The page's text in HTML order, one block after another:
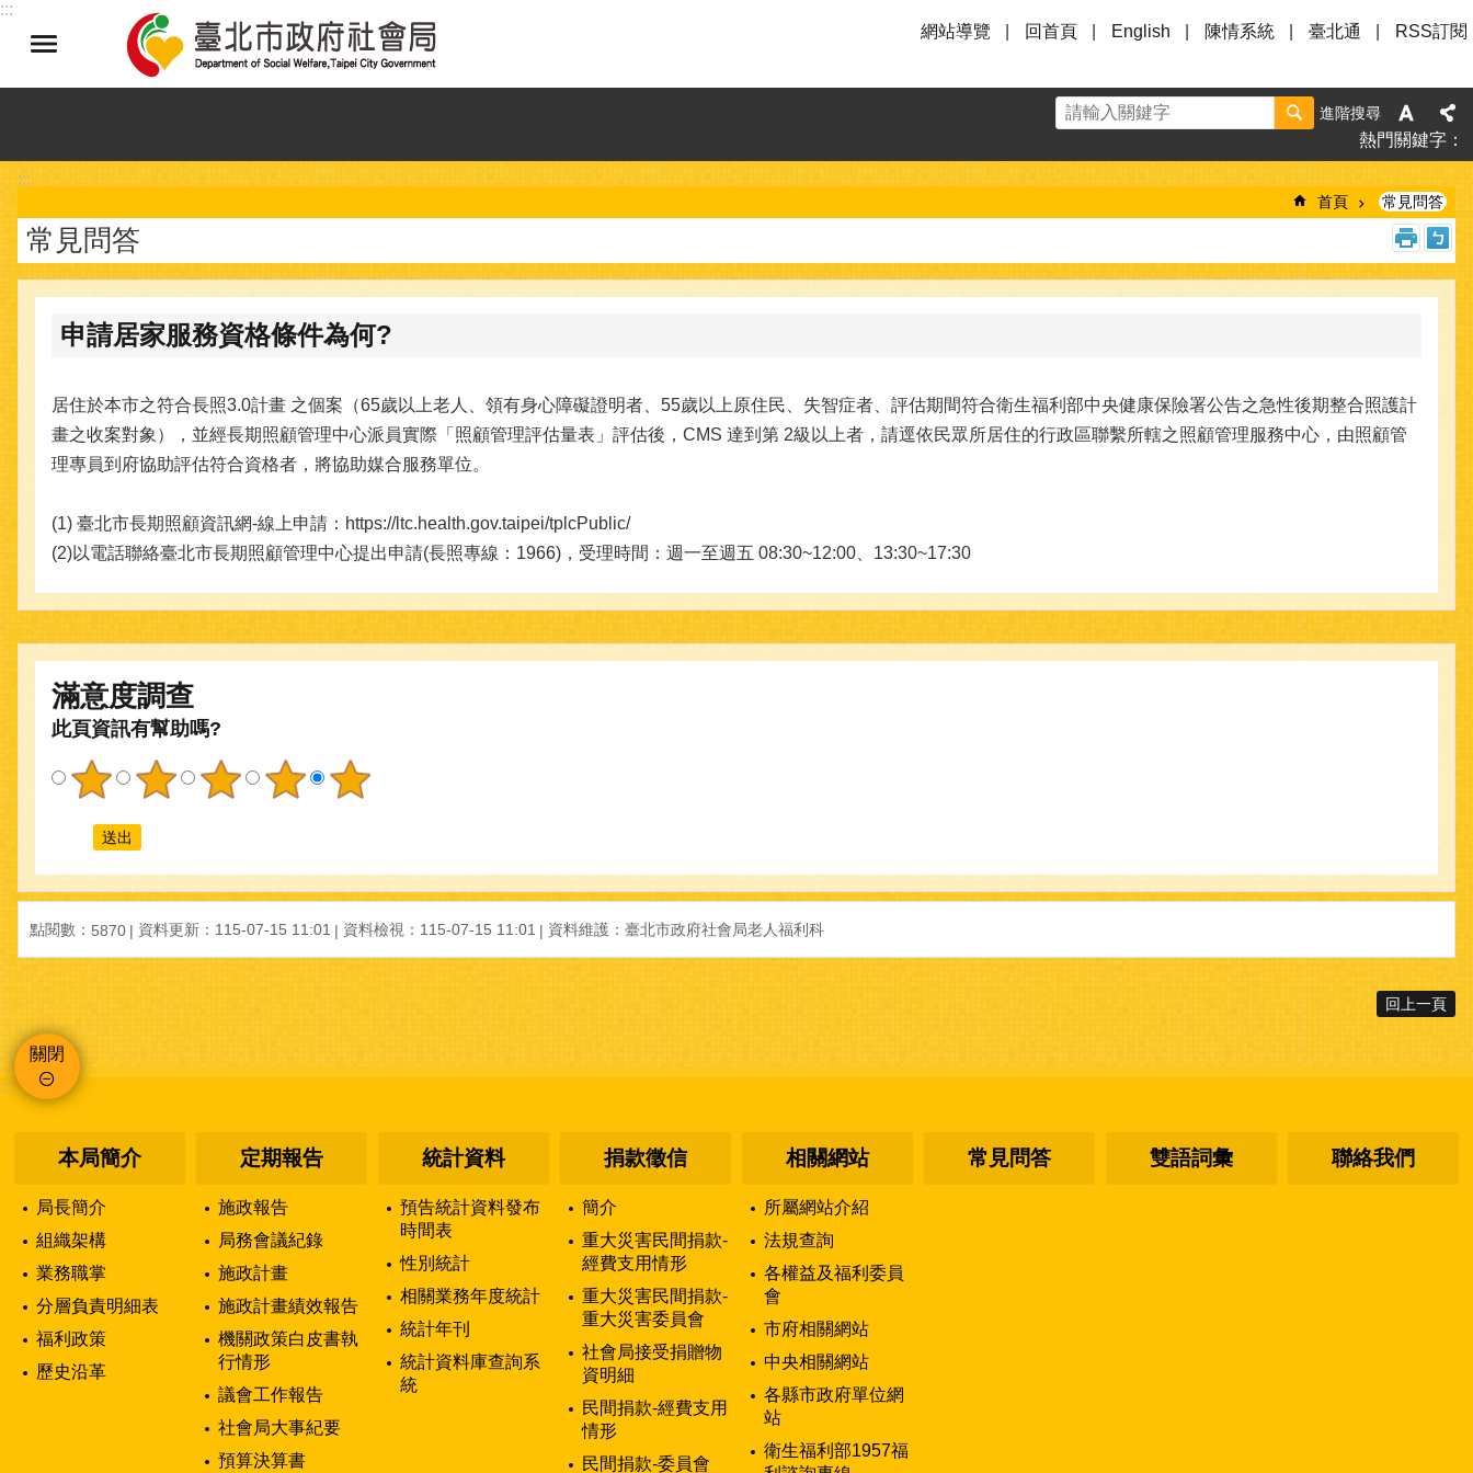
跳到主要內容區塊
:::
網站導覽
回首頁 English 陳情系統 臺北通 RSS訂閱
進階搜尋
熱門關鍵字
:::
首頁 常見問答
常見問答
申請居家服務資格條件為何?
居住於本市之符合長照3.0計畫 之個案（65歲以上老人、領有身心障礙證明者、55歲以上原住民、失智症者、評估期間符合衛生福利部中央健康保險署公告之急性後期整合照護計
畫之收案對象），並經長期照顧管理中心派員實際「照顧管理評估量表」評估後，CMS 達到第 2級以上者，請逕依民眾所居住的行政區聯繫所轄之照顧管理服務中心，由照顧管
理專員到府協助評估符合資格者，將協助媒合服務單位。
(1) 臺北市長期照顧資訊網-線上申請：https://ltc.health.gov.taipei/tplcPublic/
(2)以電話聯絡臺北市長期照顧管理中心提出申請(長照專線：1966)，受理時間：週一至週五 08:30~12:00、13:30~17:30
滿意度調查
此頁資訊有幫助嗎?
點閱數： 5870 資料更新：115-07-15 11:01 資料檢視：115-07-15 11:01 資料維護：臺北市政府社會局老人福利科
回上一頁
關閉
:::
本局簡介
局長簡介
組織架構
業務職掌
分層負責明細表
福利政策
歷史沿革
定期報告
施政報告
局務會議紀錄
施政計畫
施政計畫績效報告
機關政策白皮書執
行情形
議會工作報告
社會局大事紀要
預算決算書
統計資料
預告統計資料發布
時間表
性別統計
相關業務年度統計
統計年刊
統計資料庫查詢系
統
捐款徵信
簡介
重大災害民間捐款-
經費支用情形
重大災害民間捐款-
重大災害委員會
社會局接受捐贈物
資明細
民間捐款-經費支用
情形
民間捐款-委員會
相關網站
所屬網站介紹
法規查詢
各權益及福利委員
會
市府相關網站
中央相關網站
各縣市政府單位網
站
衛生福利部1957福
常見問答 雙語詞彙 聯絡我們